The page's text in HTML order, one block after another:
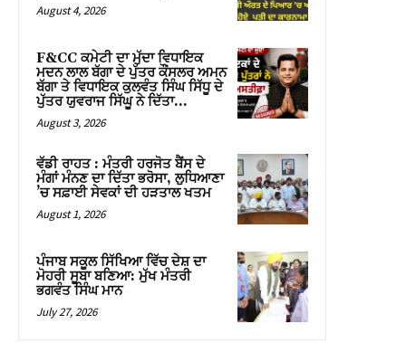
August 4, 2026
F&CC ਕਮੇਟੀ ਦਾ ਮੁੱਦਾ ਵਿਧਾਇਕ
ਮਦਨ ਲਾਲ ਬੱਗਾ ਦੇ ਪੁੱਤਰ ਕੌਂਸਲਰ ਅਮਨ
ਬੱਗਾ ਤੇ ਵਿਧਾਇਕ ਕੁਲਵੰਤ ਸਿੰਘ ਸਿੱਧੂ ਦੇ
ਪੁੱਤਰ ਯੁਵਰਾਜ ਸਿੱਘੂ ਨੇ ਦਿੱਤਾ...
August 3, 2026
ਵੱਡੀ ਰਾਹਤ : ਮੰਤਰੀ ਹਰਜੋਤ ਬੈਂਸ ਦੇ
ਮੰਗਾਂ ਮੰਨਣ ਦਾ ਦਿੱਤਾ ਭਰੋਸਾ, ਲੁਧਿਆਣਾ
’ਚ ਸਫ਼ਾਈ ਸੇਵਕਾਂ ਦੀ ਹੜਤਾਲ ਖਤਮ
August 1, 2026
ਪੰਜਾਬ ਸਕੂਲ ਸਿੱਖਿਆ ਵਿੱਚ ਦੇਸ਼ ਦਾ
ਮੋਹਰੀ ਸੂਬਾ ਬਣਿਆ: ਮੁੱਖ ਮੰਤਰੀ
ਭਗਵੰਤ ਸਿੰਘ ਮਾਨ
July 27, 2026